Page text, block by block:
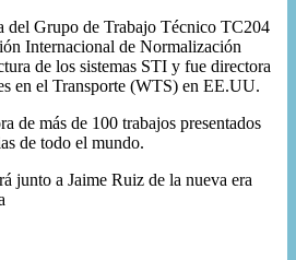
del Grupo de Trabajo Técnico TC204
Internacional de Normalización
de los sistemas STI y fue directora
en el Transporte (WTS) en EE.UU.
de más de 100 trabajos presentados
de todo el mundo.
junto a Jaime Ruiz de la nueva era